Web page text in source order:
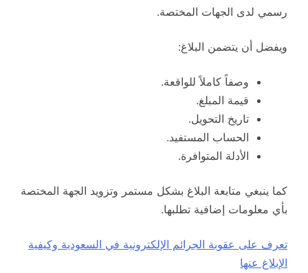
رسمي لدى الجهات المختصة.
ويفضل أن يتضمن البلاغ:
وصفاً كاملاً للواقعة.
قيمة المبلغ.
تاريخ التحويل.
الحساب المستفيد.
الأدلة المتوافرة.
كما ينبغي متابعة البلاغ بشكل مستمر وتزويد الجهة المختصة
بأي معلومات إضافية تطلبها.
تعرف على عقوبة الجرائم الإلكترونية في السعودية وكيفية
الإبلاغ عنها